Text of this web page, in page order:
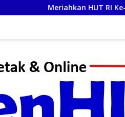
Meriahkan HUT RI Ke-81, Kodim